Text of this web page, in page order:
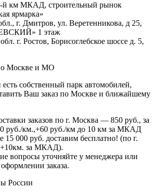
й км МКАД, строительный рынок
ярмарка»
г. Дмитров, ул. Веретенникова, д 25,
1 этаж
г. Ростов, Борисоглебское шоссе д. 5,
Москве и МО
собственный парк автомобилей,
Ваш заказ по Москве и ближайшему
заказов по г. Москва — 850 руб., за
км.,+60 руб./км до 10 км за МКАД
15 000 руб. доставим бесплатно! (по г.
за МКАД).
вопросы уточняйте у менеджера или
заказа.
России